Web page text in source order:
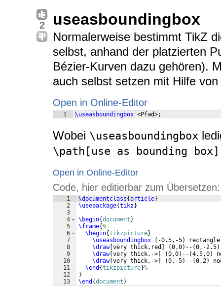
2 useasboundingbox
Normalerweise bestimmt TikZ
selbst, anhand der platzierten
Bézier-Kurven dazu gehören).
auch selbst setzen mit Hilfe von
Open in Online-Editor
1 \useasboundingbox <Pfad>;
Wobei \useasboundingbox
\path[use as bounding box]
Open in Online-Editor
Code, hier editierbar zum Übersetzen:
1
2
3
4
5
6
7
8
9
10
11
12
13
\documentclass{article}
\usepackage{tikz}
\begin{document }
\frame{%
\begin{tikzpicture}
\useasboundingbox
( -0.5,-5)
\draw[ very thick,red (0,0) -- (0,-2.5)
\draw[ very thick,-> (0,0) -- (4.5,0)
\draw[ very thick,-> (0,-5) -- (0,2)
\end {tikzpicture}%
}
\end {document }